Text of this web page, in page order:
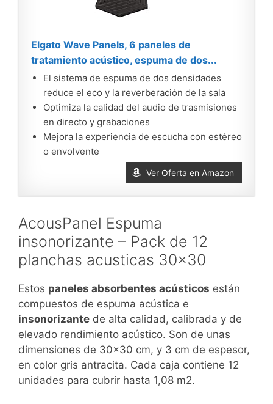
Elgato Wave Panels, 6 paneles de
tratamiento acústico, espuma de dos...
El sistema de espuma de dos densidades
reduce el eco y la reverberación de la sala
Optimiza la calidad del audio de trasmisiones
en directo y grabaciones
Mejora la experiencia de escucha con estéreo
o envolvente
Ver Oferta en Amazon
AcousPanel Espuma
insonorizante – Pack de 12
planchas acusticas 30×30
Estos paneles absorbentes acústicos están
compuestos de espuma acústica e
insonorizante de alta calidad, calibrada y de
elevado rendimiento acústico. Son de unas
dimensiones de 30×30 cm, y 3 cm de espesor,
en color gris antracita. Cada caja contiene 12
unidades para cubrir hasta 1,08 m2.